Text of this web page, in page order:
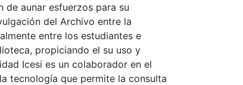
de aunar esfuerzos para su
del Archivo entre la
entre los estudiantes e
propiciando el su uso y
Icesi es un colaborador en el
tecnología que permite la consulta